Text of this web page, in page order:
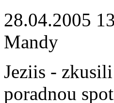
28.04.2005
Mandy
Jeziis -
poradnou